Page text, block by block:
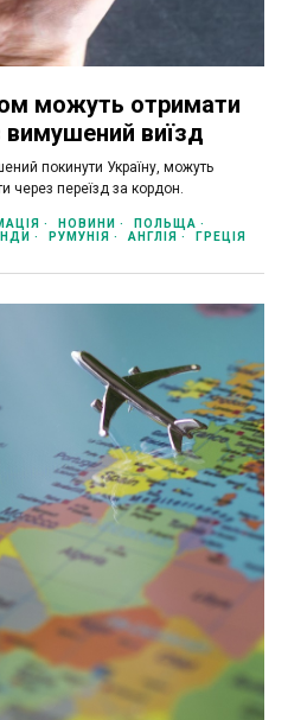
можуть отримати
виїзд
покинути Україну, можуть
через переїзд за кордон.
НОВИНИ
ПОЛЬЩА
РУМУНІЯ АНГЛІЯ ГРЕЦІЯ